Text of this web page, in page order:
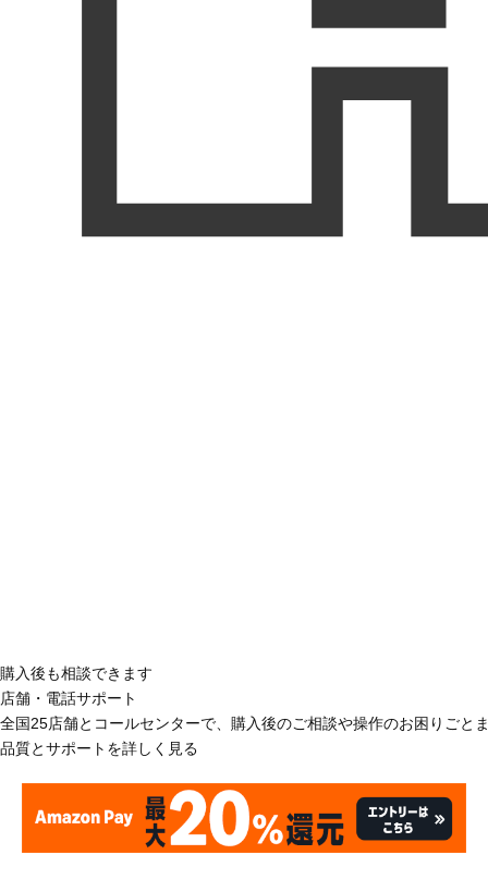
購入後も相談できます
店舗・電話サポート
全国25店舗とコールセンターで、購入後のご相談や操作のお困りごと
品質とサポートを詳しく見る